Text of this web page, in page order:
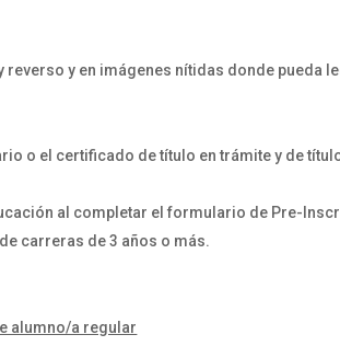
reverso y en imágenes nítidas donde pueda
o el certificado de título en trámite y de
al completar el formulario de Pre-
de carreras de 3 años o más.
alumno/a regular